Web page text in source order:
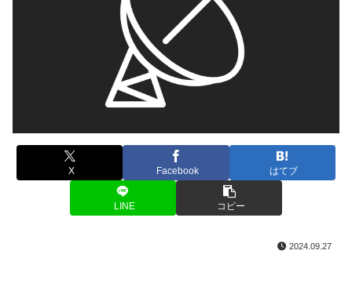
X Facebook はてブ
LINE コピー
2024.09.27